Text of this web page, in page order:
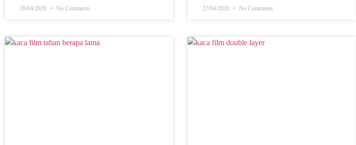
28/04/2026 No Comments 27/04/2026 No Comments